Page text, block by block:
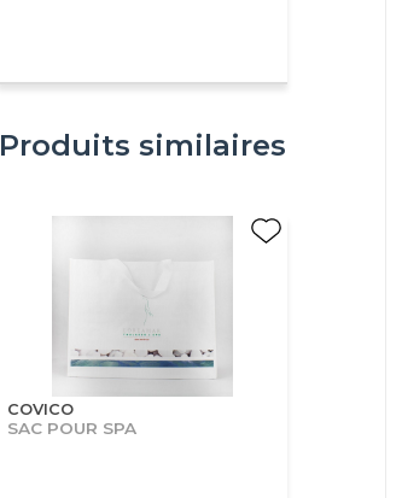
Produits similaires
COVICO
SAC POUR SPA